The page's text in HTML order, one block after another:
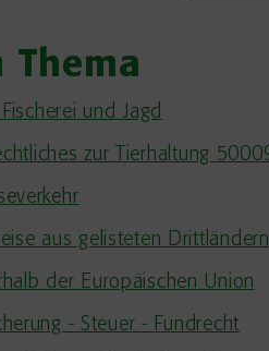
Thema
und Jagd
zur Tierhaltung
aus gelisteten Drittländern
der Europäischen Union
- Steuer - Fundrecht